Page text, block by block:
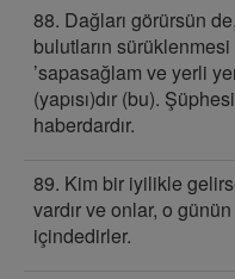
88. Dağları görürsün
bulutların
’sapasağlam ve yerli
(yapısı)dır (bu).
haberdardır.
89. Kim bir iyilikle
vardır ve onlar, o
içindedirler.